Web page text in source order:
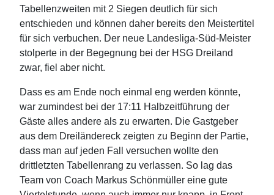
Tabellenzweiten mit 2 Siegen deutlich für sich
entschieden und können daher bereits den Meistertitel
für sich verbuchen. Der neue Landesliga-Süd-Meister
stolperte in der Begegnung bei der HSG Dreiland
zwar, fiel aber nicht.
Dass es am Ende noch einmal eng werden könnte,
war zumindest bei der 17:11 Halbzeitführung der
Gäste alles andere als zu erwarten. Die Gastgeber
aus dem Dreiländereck zeigten zu Beginn der Partie,
dass man auf jeden Fall versuchen wollte den
drittletzten Tabellenrang zu verlassen. So lag das
Team von Coach Markus Schönmüller eine gute